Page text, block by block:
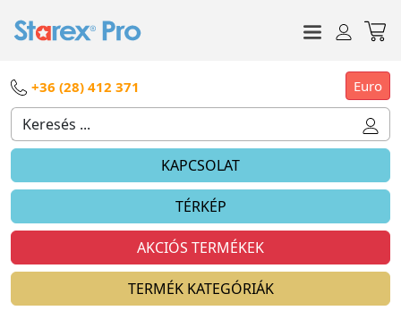
+36 (28) 412 371 Euro
KAPCSOLAT
TÉRKÉP
AKCIÓS TERMÉKEK
TERMÉK KATEGÓRIÁK